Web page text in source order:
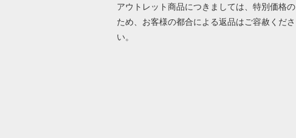
アウトレット商品につきましては、特別価格の
ため、お客様の都合による返品はご容赦くださ
い。